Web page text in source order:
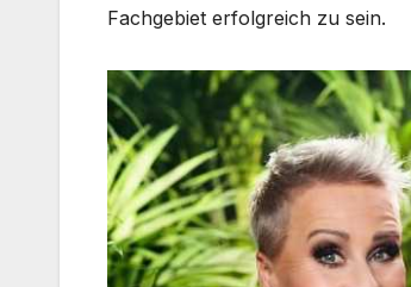
Fachgebiet erfolgreich zu sein.